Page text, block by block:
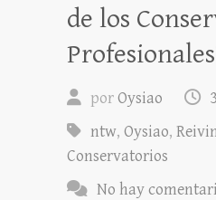
de los
porOysiao
ntw, Oysiao,
Conservatorios
No hay